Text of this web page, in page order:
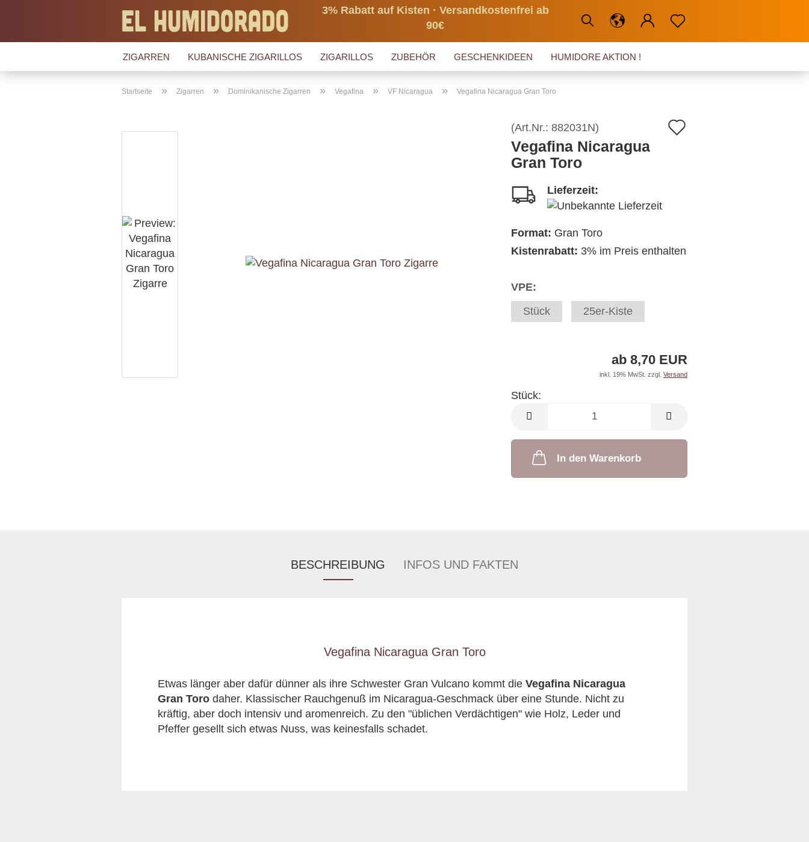
3% Rabatt auf Kisten · Versandkostenfrei ab
90€
ZIGARREN KUBANISCHE ZIGARILLOS ZIGARILLOS ZUBEHÖR GESCHENKIDEEN HUMIDORE AKTION !
Startseite » Zigarren » Dominikanische Zigarren » Vegafina » VF Nicaragua » Vegafina Nicaragua Gran Toro
(Art.Nr.: 882031N)
Vegafina Nicaragua
Gran Toro
Lieferzeit:
Format: Gran Toro
Kistenrabatt: 3% im Preis enthalten
VPE:
Stück
25er-Kiste
ab 8,70 EUR
inkl. 19% MwSt. zzgl. Versand
Stück:
Stück
In den Warenkorb
BESCHREIBUNG INFOS UND FAKTEN
Vegafina Nicaragua Gran Toro
Etwas länger aber dafür dünner als ihre Schwester Gran Vulcano kommt die Vegafina Nicaragua
Gran Toro daher. Klassischer Rauchgenuß im Nicaragua-Geschmack über eine Stunde. Nicht zu
kräftig, aber doch intensiv und aromenreich. Zu den "üblichen Verdächtigen" wie Holz, Leder und
Pfeffer gesellt sich etwas Nuss, was keinesfalls schadet.